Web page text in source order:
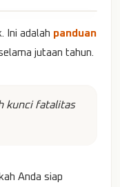
Ini adalah panduan
jutaan tahun.
kunci fatalitas
Anda siap